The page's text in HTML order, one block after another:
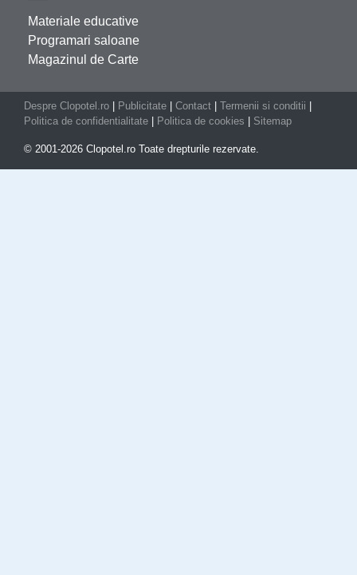
Materiale educative
Programari saloane
Magazinul de Carte
Despre Clopotel.ro Publicitate Contact Termenii si conditii
Politica de confidentialitate
Politica de cookies Sitemap
© 2001-2026 Clopotel.ro Toate drepturile rezervate.